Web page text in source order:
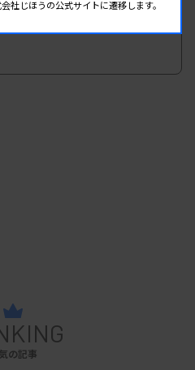
の記事
社じほうの公式サイトに遷移します。